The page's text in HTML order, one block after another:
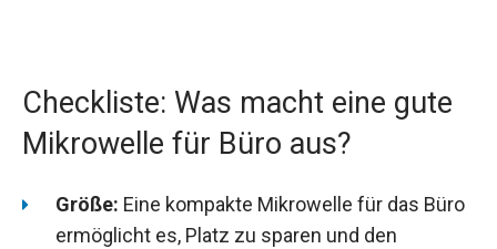
Checkliste: Was macht eine gute
Mikrowelle für Büro aus?
Größe: Eine kompakte Mikrowelle für das Büro
ermöglicht es, Platz zu sparen und den